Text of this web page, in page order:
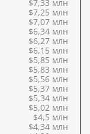
$7,33 млн
$7,25 млн
$7,07 млн
$6,34 млн
$6,27 млн
$6,15 млн
$5,85 млн
$5,83 млн
$5,56 млн
$5,37 млн
$5,34 млн
$5,02 млн
$4,5 млн
$4,34 млн